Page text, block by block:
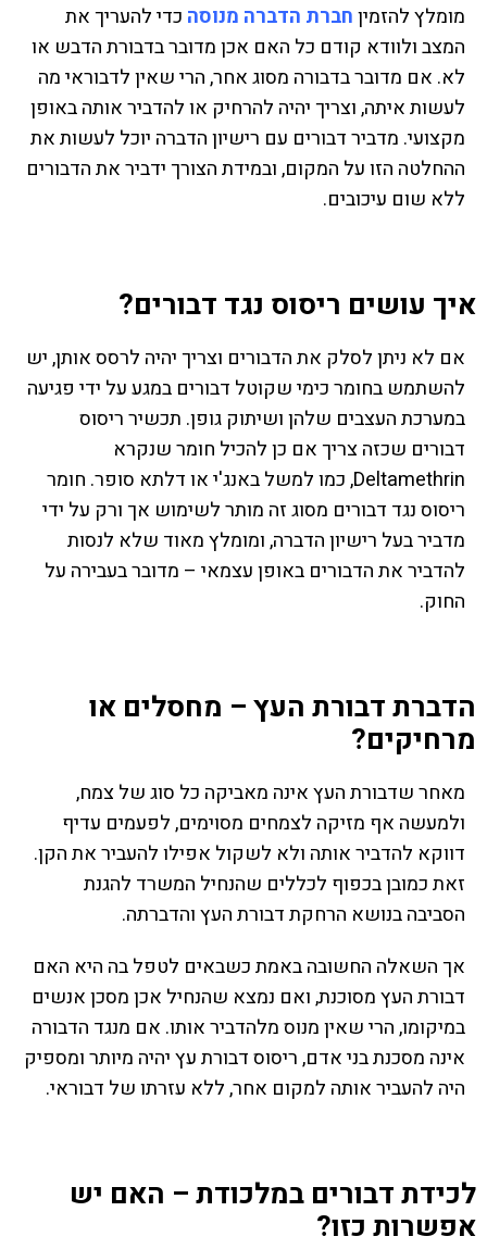
מומלץ להזמיןחברת הדברה מנוסה כדי להעריך את
המצב ולוודא קודם כל האם אכן מדובר בדבורת הדבש או
לא. אם מדובר בדבורה מסוג אחר, הרי שאין לדבוראי מה
לעשות איתה, וצריך יהיה להרחיק או להדביר אותה באופן
מקצועי. מדביר דבורים עם רישיון הדברה יוכל לעשות את
ההחלטה הזו על המקום, ובמידת הצורך ידביר את הדבורים
ללא שום עיכובים.
איך עושים ריסוס נגד דבורים?
אם לא ניתן לסלק את הדבורים וצריך יהיה לרסס אותן, יש
להשתמש בחומר כימי שקוטל דבורים במגע על ידי פגיעה
במערכת העצבים שלהן ושיתוק גופן. תכשיר ריסוס
דבורים שכזה צריך אם כן להכיל חומר שנקרא
Deltamethrin, כמו למשל באנג'י או דלתא סופר. חומר
ריסוס נגד דבורים מסוג זה מותר לשימוש אך ורק על ידי
מדביר בעל רישיון הדברה, ומומלץ מאוד שלא לנסות
להדביר את הדבורים באופן עצמאי – מדובר בעבירה על
החוק.
הדברת דבורת העץ – מחסלים או
מרחיקים?
מאחר שדבורת העץ אינה מאביקה כל סוג של צמח,
ולמעשה אף מזיקה לצמחים מסוימים, לפעמים עדיף
דווקא להדביר אותה ולא לשקול אפילו להעביר את הקן.
זאת כמובן בכפוף לכללים שהנחיל המשרד להגנת
הסביבה בנושא הרחקת דבורת העץ והדברתה.
אך השאלה החשובה באמת כשבאים לטפל בה היא האם
דבורת העץ מסוכנת, ואם נמצא שהנחיל אכן מסכן אנשים
במיקומו, הרי שאין מנוס מלהדביר אותו. אם מנגד הדבורה
אינה מסכנת בני אדם, ריסוס דבורת עץ יהיה מיותר ומספיק
היה להעביר אותה למקום אחר, ללא עזרתו של דבוראי.
לכידת דבורים במלכודת – האם יש
אפשרות כזו?